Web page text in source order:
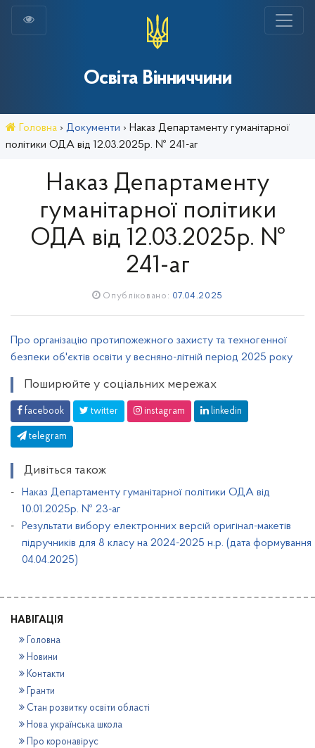
Освіта Вінниччини
Головна › Документи › Наказ Департаменту гуманітарної
політики ОДА від 12.03.2025р. № 241-аг
Наказ Департаменту
гуманітарної політики
ОДА від 12.03.2025р. №
241-аг
Опубліковано: 07.04.2025
Про організацію протипожежного захисту та техногенної
безпеки об'єктів освіти у весняно-літній період 2025 року
Поширюйте у соціальних мережах
facebook twitter instagram linkedin
telegram
Дивіться також
Наказ Департаменту гуманітарної політики ОДА від
10.01.2025р. № 23-аг
Результати вибору електронних версій оригінал-макетів
підручників для 8 класу на 2024-2025 н.р. (дата формування
04.04.2025)
НАВІГАЦІЯ
Головна
Новини
Контакти
Гранти
Стан розвитку освіти області
Нова українська школа
Про коронавірус